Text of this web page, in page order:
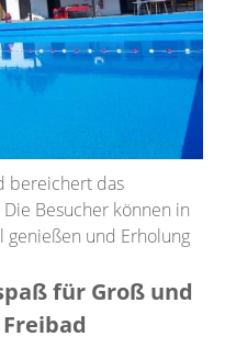
bereichert das
Besucher können in
genießen und Erholung
für Groß und